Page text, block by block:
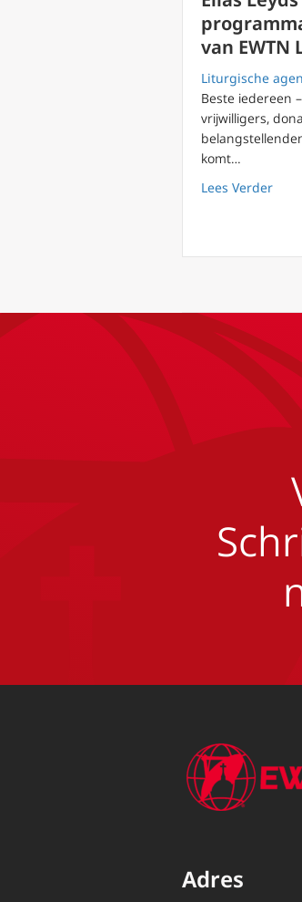
van EWTN
Liturgische
Beste iedereen
vrijwilligers,
komt…
Lees Verder
Adres